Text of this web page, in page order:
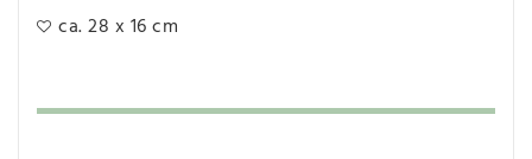
ca. 28 x 16 cm